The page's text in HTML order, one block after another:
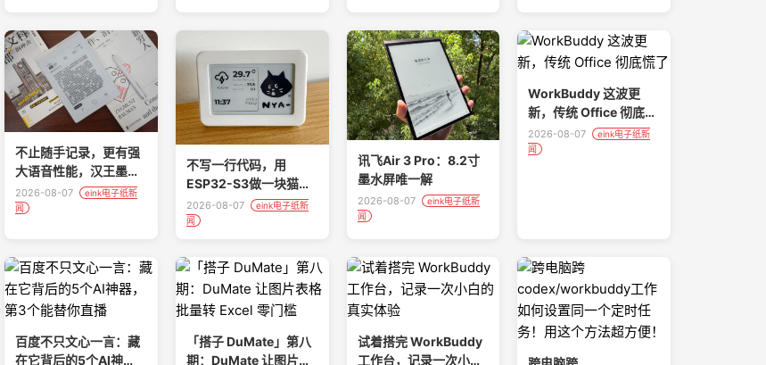
不止随手记录，更有强
大语音性能，汉王墨水
屏录写本N6Pro实测分
享
2026-08-07
eink电子纸新
闻
不写一行代码，用
ESP32-S3做一块猫咪
电子墨水桌面屏
2026-08-07
eink电子纸新
闻
讯飞Air 3 Pro：8.2寸
墨水屏唯一解
2026-08-07
eink电子纸新
闻
WorkBuddy 这波更
新，传统 Office 彻底慌
了
2026-08-07
eink电子纸新
闻
百度不只文心一言：藏
在它背后的5个AI神
「搭子 DuMate」第八
期：DuMate 让图片表
试着搭完 WorkBuddy
工作台，记录一次小白